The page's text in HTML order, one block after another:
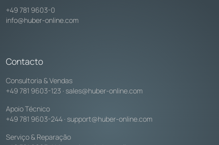
+49 781 9603-0
info@huber-online.com
Contacto
Consultoria & Vendas
+49 781 9603-123 · sales@huber-online.com
Apoio Técnico
+49 781 9603-244 · support@huber-online.com
Serviço & Reparação